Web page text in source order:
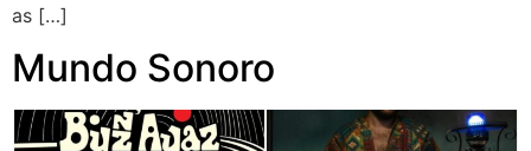
as […]
Mundo Sonoro